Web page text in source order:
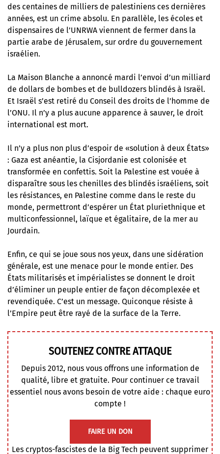
des centaines de milliers de palestiniens ces dernières
années, est un crime absolu. En parallèle, les écoles et
dispensaires de l’UNRWA viennent de fermer dans la
partie arabe de Jérusalem, sur ordre du gouvernement
israélien.
La Maison Blanche a annoncé mardi l’envoi d’un milliard
de dollars de bombes et de bulldozers blindés à Israël.
Et Israël s’est retiré du Conseil des droits de l’homme de
l’ONU. Il n’y a plus aucune apparence à sauver, le droit
international est mort.
Il n’y a plus non plus d’espoir de «solution à deux États»
: Gaza est anéantie, la Cisjordanie est colonisée et
transformée en confettis. Soit la Palestine est vouée à
disparaître sous les chenilles des blindés israéliens, soit
les résistances, en Palestine comme dans le reste du
monde, permettront d’espérer un État pluriethnique et
multiconfessionnel, laïque et égalitaire, de la mer au
Jourdain.
Enfin, ce qui se joue sous nos yeux, dans une sidération
générale, est une menace pour le monde entier. Des
États militarisés et impérialistes se donnent le droit
d’éliminer un peuple entier de façon décomplexée et
revendiquée. C’est un message. Quiconque résiste à
l’Empire peut être rayé de la surface de la Terre.
SOUTENEZ CONTRE ATTAQUE
Depuis 2012, nous vous offrons une information de
qualité, libre et gratuite. Pour continuer ce travail
essentiel nous avons besoin de votre aide : chaque euro
compte !
FAIRE UN DON
Les cryptos-fascistes de la Big Tech peuvent supprimer